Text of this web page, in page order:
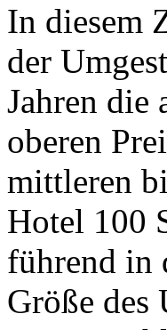
In diesem
der
Jahren die
oberen
mittleren
Hotel 100
führend in
Größe des